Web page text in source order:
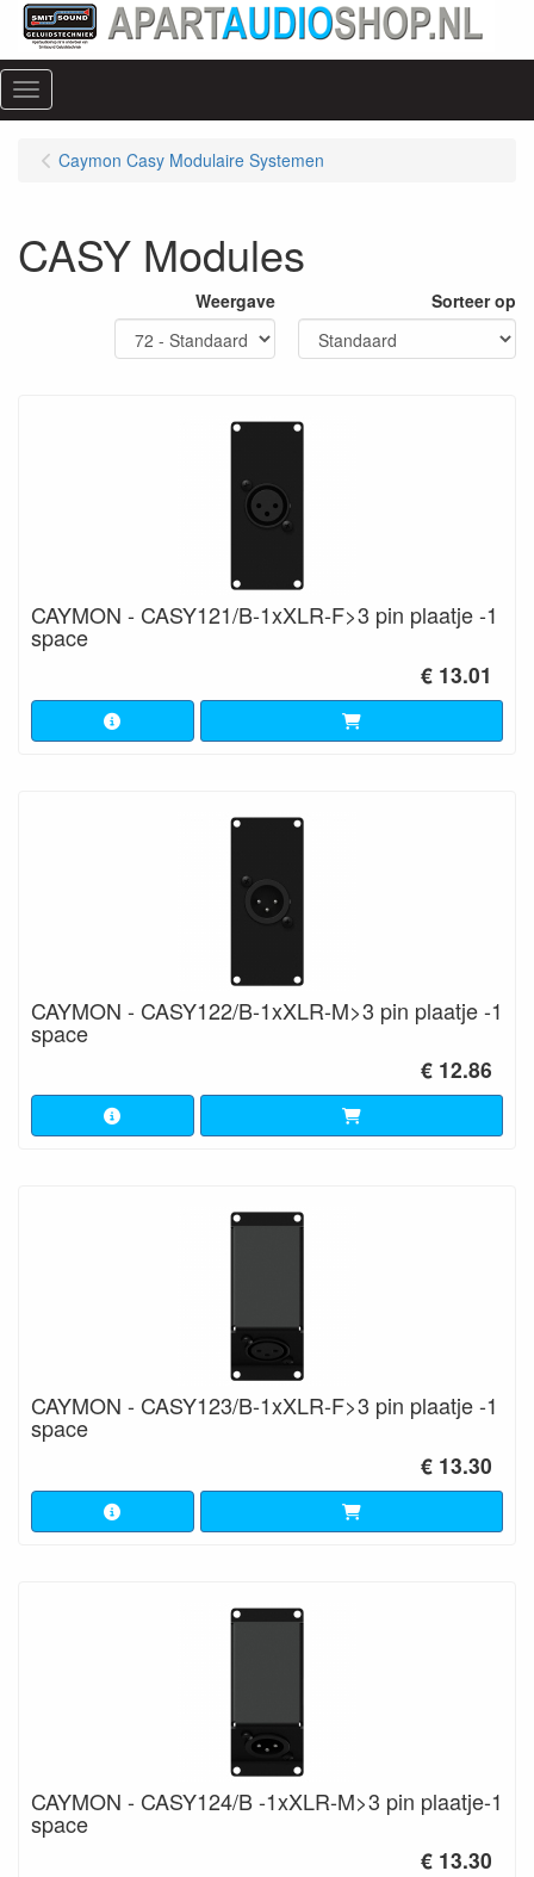
Menu
Caymon Casy Modulaire Systemen
CASY Modules
Weergave Sorteer op
CAYMON - CASY121/B-1xXLR-F>3 pin plaatje -1
space
€ 13.01
CAYMON - CASY122/B-1xXLR-M>3 pin plaatje -1
space
€ 12.86
CAYMON - CASY123/B-1xXLR-F>3 pin plaatje -1
space
€ 13.30
CAYMON - CASY124/B -1xXLR-M>3 pin plaatje-1
space
€ 13.30